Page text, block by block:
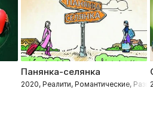
Панянка-селянка
2020, Реалити, Романтические,